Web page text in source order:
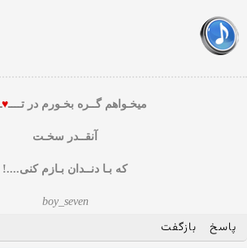
میخـواهم گــره بخـورم در تــــ♥
آنقــدر سخـت
که بـا دنــدان بـازم کنی....!
boy_seven
پاسخ بازگفت